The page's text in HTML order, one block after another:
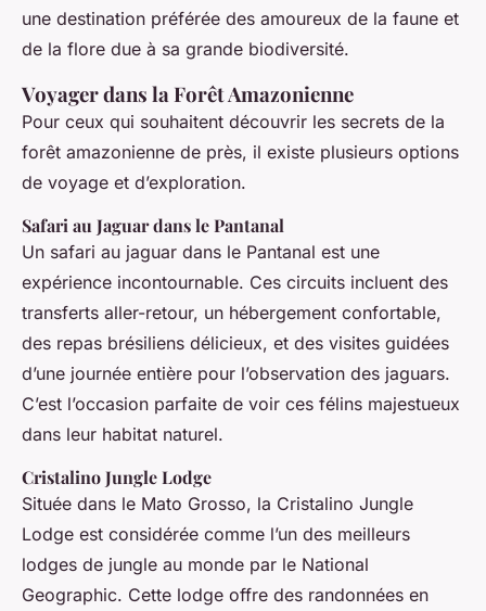
une destination préférée des amoureux de la faune et
de la flore due à sa grande biodiversité.
Voyager dans la Forêt Amazonienne
Pour ceux qui souhaitent découvrir les secrets de la
forêt amazonienne de près, il existe plusieurs options
de voyage et d’exploration.
Safari au Jaguar dans le Pantanal
Un safari au jaguar dans le Pantanal est une
expérience incontournable. Ces circuits incluent des
transferts aller-retour, un hébergement confortable,
des repas brésiliens délicieux, et des visites guidées
d’une journée entière pour l’observation des jaguars.
C’est l’occasion parfaite de voir ces félins majestueux
dans leur habitat naturel.
Cristalino Jungle Lodge
Située dans le Mato Grosso, la Cristalino Jungle
Lodge est considérée comme l’un des meilleurs
lodges de jungle au monde par le National
Geographic. Cette lodge offre des randonnées en